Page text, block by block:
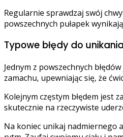
Regularnie sprawdzaj swój
powszechnych pułapek
Typowe błędy do
Jednym z powszechnych
zamachu, upewniając się, że
Kolejnym częstym błędem jest
skutecznie na rzeczywiste
Na koniec unikaj nadmiernego